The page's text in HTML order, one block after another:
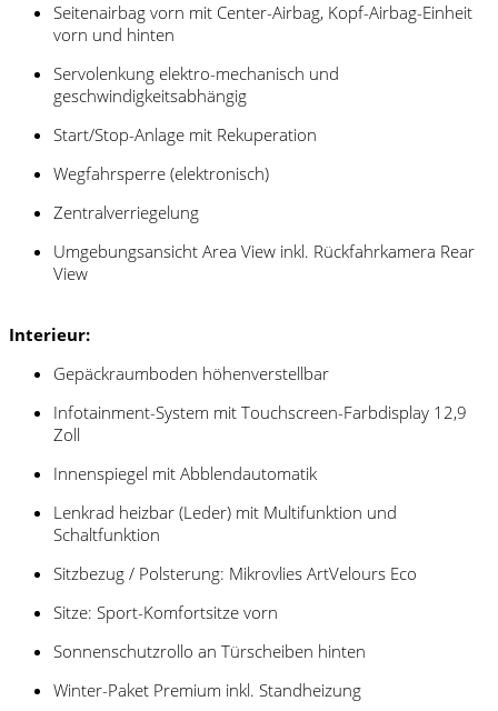
Seitenairbag vorn mit Center-Airbag, Kopf-Airbag-Einheit
vorn und hinten
Servolenkung elektro-mechanisch und
geschwindigkeitsabhängig
Start/Stop-Anlage mit Rekuperation
Wegfahrsperre (elektronisch)
Zentralverriegelung
Umgebungsansicht Area View inkl. Rückfahrkamera Rear
View
Interieur:
Gepäckraumboden höhenverstellbar
Infotainment-System mit Touchscreen-Farbdisplay 12,9
Zoll
Innenspiegel mit Abblendautomatik
Lenkrad heizbar (Leder) mit Multifunktion und
Schaltfunktion
Sitzbezug / Polsterung: Mikrovlies ArtVelours Eco
Sitze: Sport-Komfortsitze vorn
Sonnenschutzrollo an Türscheiben hinten
Winter-Paket Premium inkl. Standheizung